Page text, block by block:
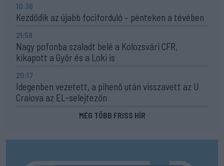
10:36
Kezdődik az újabb fociforduló – pénteken a tévében
21:58
Nagy pofonba szaladt belé a Kolozsvári CFR,
kikapott a Győr és a Loki is
20:17
Idegenben vezetett, a pihenő után visszavett az U
Craiova az EL-selejtezőn
MÉG TÖBB FRISS HÍR